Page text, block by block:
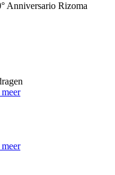
Anniversario Rizoma